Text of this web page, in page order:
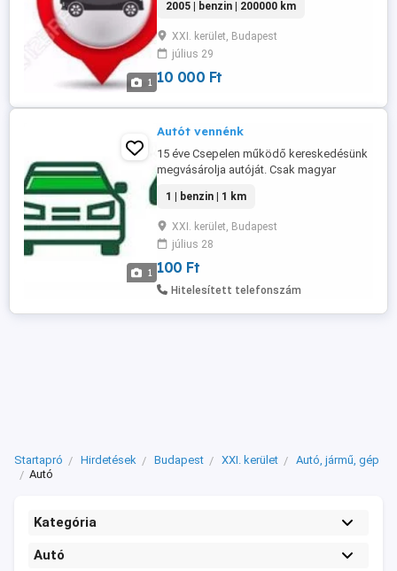
1
azonnali készpénz fizetéssel, adás-
vételivel vásárol! A biztosítását rögtön át
teheti az új autójára! Csak érvényes
magyar papirokkal rendelkező autókat
keresünk, és csak az okmányokban ...
2005 | benzin | 200000 km
XXI. kerület, Budapest
július 29
10 000 Ft
1
Autót vennénk
15 éve Csepelen működő kereskedésünk
megvásárolja autóját. Csak magyar
érdekelnek, kizárólag a Tulajdonostól!
Azonnal le kerül a nevéről, ha pl. új autót
vett, a Bonus fokozatát rögtön át tudja
vinni arra.
1 | benzin | 1 km
XXI. kerület, Budapest
július 28
100 Ft
Hitelesített telefonszám
Startapró Hirdetések Budapest XXI. kerület
Autó, jármű, gép
Autó
Kategória
Autó